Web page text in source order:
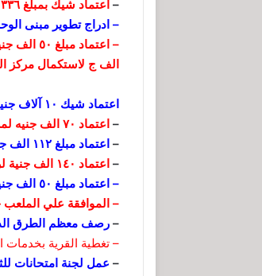
–اعتماد شيك بمبلغ ٣٣٦ الف ج للقرية من جمعية الثروة الحيوانية
– ادراج تطوير مبنى
الف ج لاستكمال مركز
اعتماد شيك ۱۰ آلاف جنية لمركز شباب ميت ابو خالد للطلبات الجماهيرية
–اعتماد ٧٠ الف جنيه لمركز شباب ميت ابو خالد ۲۰۰۸-
– اعتماد مبلغ ۱۱۲ الف جنيه لإقامة سور لملعب ميت أبو خالد بطول ۲۸۰ متر
– اعتماد ١٤٠ الف جنية لرصف شارع العمدة المزرعة وشارع الحدادين ۲۰۰۹ – ۲۰۱۰
– اعتماد مبلغ ٥٠ الف جنية صرف صحي بشارع المجلس القروى
– الموافقة علي
–رصف معظم الطرق
– تغطية القرية بخدمات
– عمل لجنة امتحانات